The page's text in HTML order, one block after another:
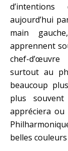
aujourd’hui
main
apprennent
chef-
surtout au
beaucoup
plus
appréciera
belles